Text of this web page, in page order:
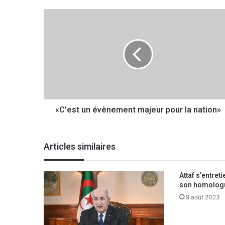
é
m
e
n
t
m
a
«C’est un évènement majeur pour la nation»
Articles similaires
Attaf
son
9 août 2023